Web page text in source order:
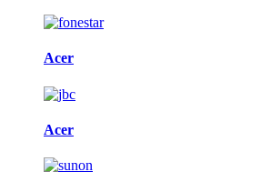
Acer
Acer